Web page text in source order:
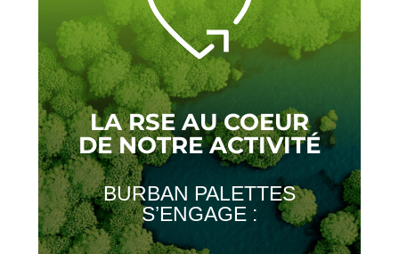
LA RSE AU COEUR
DE NOTRE ACTIVITÉ
BURBAN PALETTES
S’ENGAGE :